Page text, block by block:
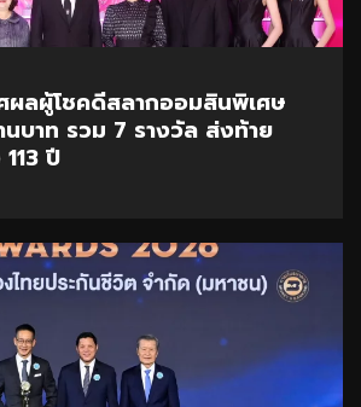
ผลผู้โชคดีสลากออมสินพิเศษ
นบาท รวม 7 รางวัล ส่งท้าย
ปี